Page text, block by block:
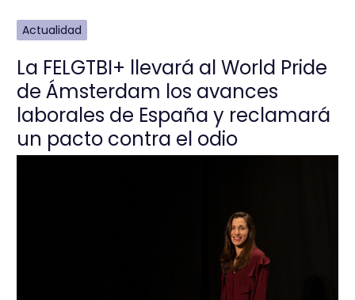
Actualidad
La FELGTBI+ llevará al World Pride
de Ámsterdam los avances
laborales de España y reclamará
un pacto contra el odio